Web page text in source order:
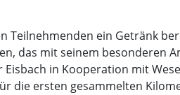
Teilnehmenden ein Getränk
das mit seinem besonderen
in Kooperation mit
die ersten gesammelten